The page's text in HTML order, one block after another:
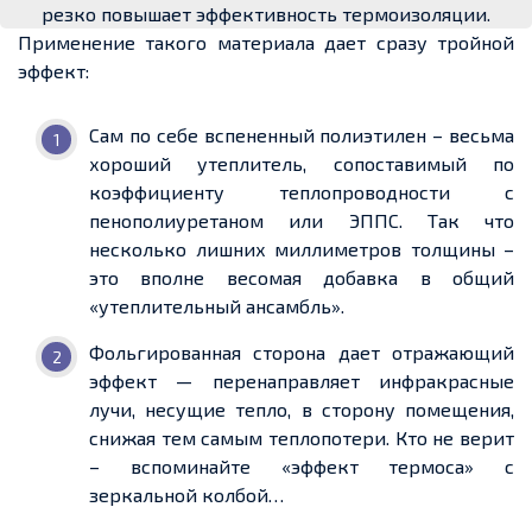
резко повышает эффективность термоизоляции.
Применение такого материала дает сразу тройной
эффект:
Сам по себе вспененный полиэтилен – весьма
хороший утеплитель, сопоставимый по
коэффициенту теплопроводности с
пенополиуретаном или ЭППС. Так что
несколько лишних миллиметров толщины –
это вполне весомая добавка в общий
«утеплительный ансамбль».
Фольгированная сторона дает отражающий
эффект — перенаправляет инфракрасные
лучи, несущие тепло, в сторону помещения,
снижая тем самым теплопотери. Кто не верит
– вспоминайте «эффект термоса» с
зеркальной колбой…